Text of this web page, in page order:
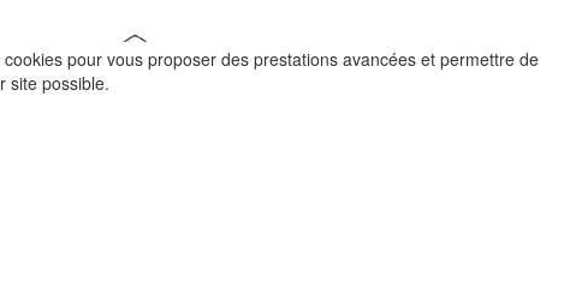
pour vous proposer des prestations avancées et permettre de
site possible.